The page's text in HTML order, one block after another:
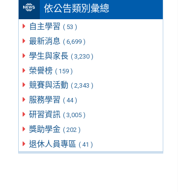
依公告類別彙總
自主學習 ( 53 )
最新消息 ( 6,699 )
學生與家長 ( 3,230 )
榮譽榜 ( 159 )
競賽與活動 ( 2,343 )
服務學習 ( 44 )
研習資訊 ( 3,005 )
獎助學金 ( 202 )
退休人員專區 ( 41 )